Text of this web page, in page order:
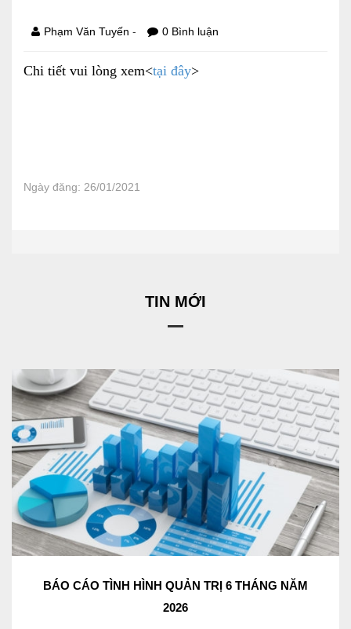
Dịch vụ xây dựng
Phạm Văn Tuyến - 0 Bình luận
Chi tiết vui lòng xem<tại đây>
Ngày đăng: 26/01/2021
TIN MỚI
BÁO CÁO TÌNH HÌNH QUẢN TRỊ 6 THÁNG NĂM
2026